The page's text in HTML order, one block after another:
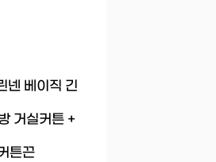
넨 베이직 긴
거실커튼 +
튼끈